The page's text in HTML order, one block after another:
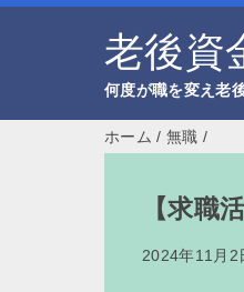
老後資
何度が職を変え老
ホーム /無職 /
【求職
2024年11月2